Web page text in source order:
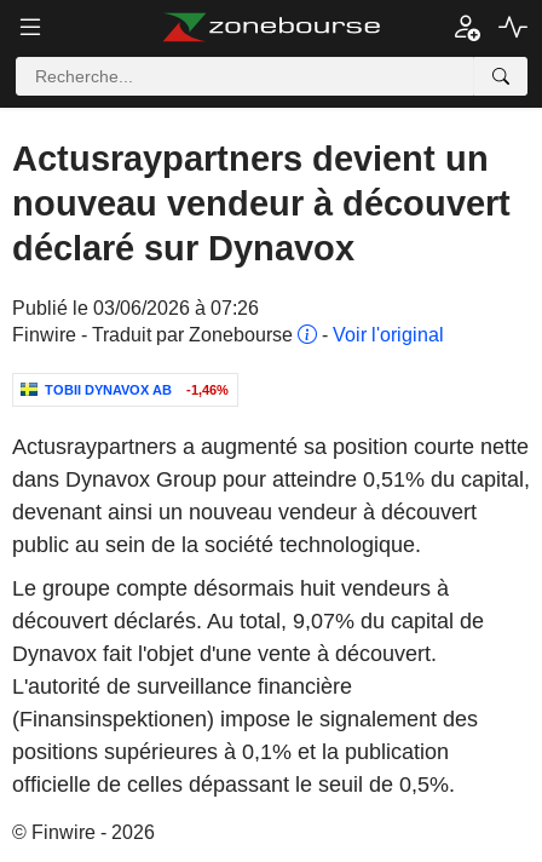
Actusraypartners devient un
nouveau vendeur à découvert
déclaré sur Dynavox
Publié le 03/06/2026 à 07:26
Finwire - Traduit par Zonebourse
- Voir l'original
TOBII DYNAVOX AB -1,46%
Actusraypartners a augmenté sa position courte nette
dans Dynavox Group pour atteindre 0,51% du capital,
devenant ainsi un nouveau vendeur à découvert
public au sein de la société technologique.
Le groupe compte désormais huit vendeurs à
découvert déclarés. Au total, 9,07% du capital de
Dynavox fait l'objet d'une vente à découvert.
L'autorité de surveillance financière
(Finansinspektionen) impose le signalement des
positions supérieures à 0,1% et la publication
officielle de celles dépassant le seuil de 0,5%.
© Finwire - 2026